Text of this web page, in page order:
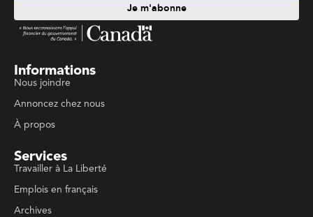
Je m'abonne
Informations
Nous joindre
Annoncez chez nous
À propos
Services
Travailler à La Liberté
Emplois en français
Archives